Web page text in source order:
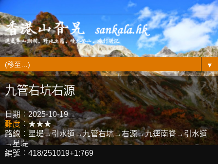
▼
九管右坑右源
日期︰2025-10-19
難度 ︰★★★
路線︰星堤→引水道→九管右坑→右源→九逕南脊→引水道
→星堤
編號︰418/251019+1:769